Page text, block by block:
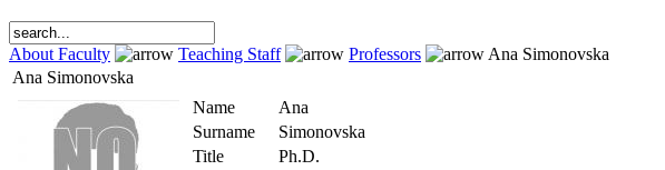
About Faculty Teaching Staff Professors
Ana Simonovska
Ana Simonovska
Name
Ana
Surname
Simonovska
Title
Ph.D.